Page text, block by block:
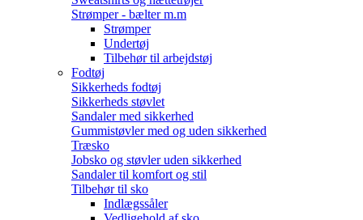
Strømper - bælter m.m
Strømper
Undertøj
Tilbehør til arbejdstøj
Fodtøj
Sikkerheds fodtøj
Sikkerheds støvlet
Sandaler med sikkerhed
Gummistøvler med og uden sikkerhed
Træsko
Jobsko og støvler uden sikkerhed
Sandaler til komfort og stil
Tilbehør til sko
Indlægssåler